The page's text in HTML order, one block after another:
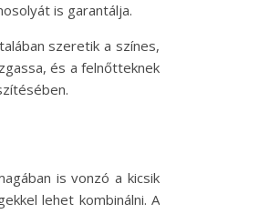
is garantálja.
szeretik a színes,
és a felnőtteknek
is vonzó a kicsik
lehet kombinálni. A